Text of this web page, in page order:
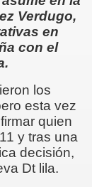
Verdugo,
en
con el
los
esta vez
quien
y tras una
decisión,
Dt lila.